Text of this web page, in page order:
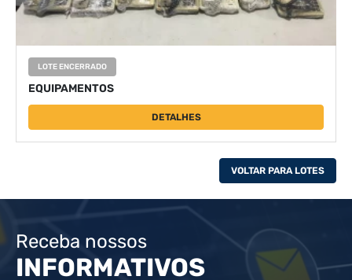
LOTE ENCERRADO
EQUIPAMENTOS
DETALHES
VOLTAR PARA LOTES
Receba nossos
INFORMATIVOS